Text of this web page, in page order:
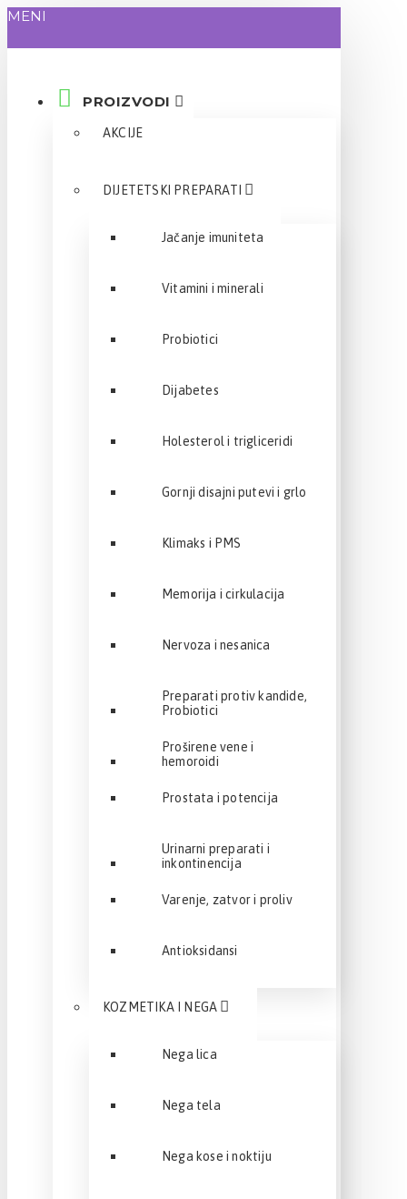
MENI
PROIZVODI
AKCIJE
DIJETETSKI PREPARATI
Jačanje imuniteta
Vitamini i minerali
Probiotici
Dijabetes
Holesterol i trigliceridi
Gornji disajni putevi i grlo
Klimaks i PMS
Memorija i cirkulacija
Nervoza i nesanica
Preparati protiv kandide,
Probiotici
Proširene vene i
hemoroidi
Prostata i potencija
Urinarni preparati i
inkontinencija
Varenje, zatvor i proliv
Antioksidansi
KOZMETIKA I NEGA
Nega lica
Nega tela
Nega kose i noktiju